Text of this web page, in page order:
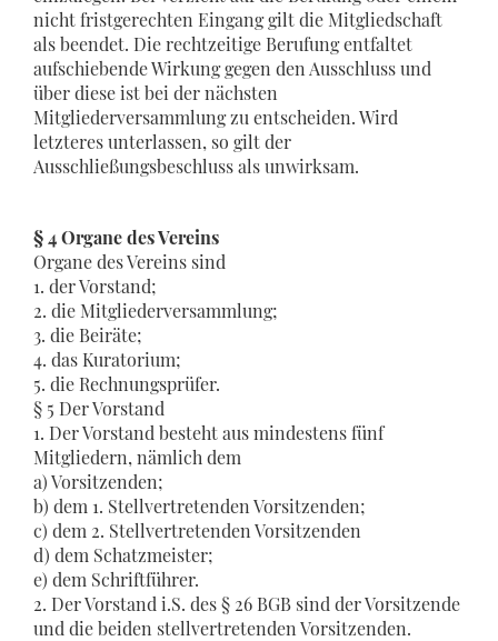
nicht fristgerechten Eingang gilt die Mitgliedschaft
als beendet. Die rechtzeitige Berufung entfaltet
aufschiebende Wirkung gegen den Ausschluss und
über diese ist bei der nächsten
Mitgliederversammlung zu entscheiden. Wird
letzteres unterlassen, so gilt der
Ausschließungsbeschluss als unwirksam.
§ 4 Organe des Vereins
Organe des Vereins sind
1. der Vorstand;
2. die Mitgliederversammlung;
3. die Beiräte;
4. das Kuratorium;
5. die Rechnungsprüfer.
§ 5 Der Vorstand
1. Der Vorstand besteht aus mindestens fünf
Mitgliedern, nämlich dem
a) Vorsitzenden;
b) dem 1. Stellvertretenden Vorsitzenden;
c) dem 2. Stellvertretenden Vorsitzenden
d) dem Schatzmeister;
e) dem Schriftführer.
2. Der Vorstand i.S. des § 26 BGB sind der Vorsitzende
und die beiden stellvertretenden Vorsitzenden.